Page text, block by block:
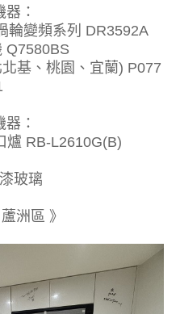
：
輪變頻系列 DR3592A
Q7580BS
基、桃園、宜蘭) P077
：
爐 RB-L2610G(B)
玻璃
洲區 》